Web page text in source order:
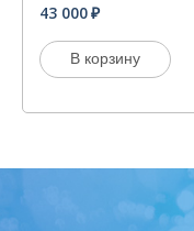
43 000
В корзину